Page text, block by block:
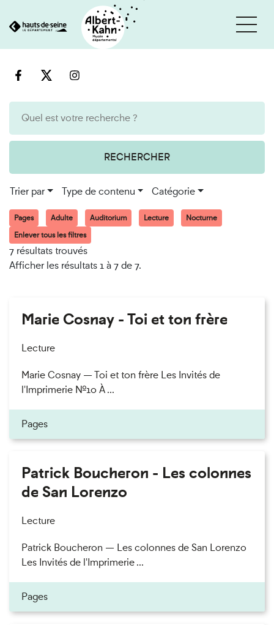
au
RECHERCHER
Trier par Type de contenu Catégorie
Pages Adulte Auditorium Lecture
Nocturne
Enlever tous les filtres
7 résultats trouvés
Afficher les résultats 1 à 7 de 7.
Marie Cosnay - Toi et ton frère
Lecture
Marie Cosnay — Toi et ton frère Les Invités de
l'Imprimerie n°10 À ...
Pages
Patrick Boucheron - Les colonnes
de San Lorenzo
Lecture
Patrick Boucheron — Les colonnes de San Lorenzo
Les Invités de l'Imprimerie ...
Pages
Cookies et traceurs utilisés sur ce site